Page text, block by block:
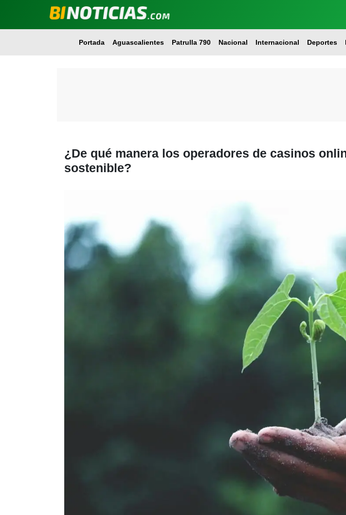
Portada Aguascalientes Patrulla 790 Nacional Internacional Deportes
¿De qué manera los operadores de casinos
sostenible?